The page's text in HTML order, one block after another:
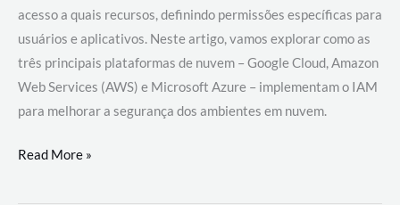
acesso a quais recursos, definindo permissões específicas para
usuários e aplicativos. Neste artigo, vamos explorar como as
três principais plataformas de nuvem – Google Cloud, Amazon
Web Services (AWS) e Microsoft Azure – implementam o IAM
para melhorar a segurança dos ambientes em nuvem.
Gerenciamento
Read More »